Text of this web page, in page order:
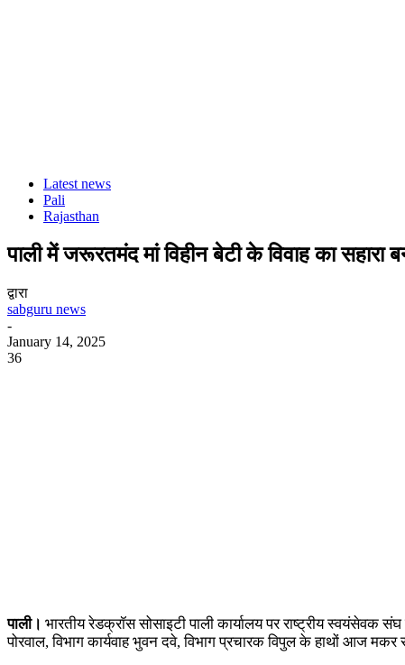
Latest news
Pali
Rajasthan
पाली में जरूरतमंद मां विहीन बेटी के विवाह का सहारा
द्वारा
sabguru news
-
January 14, 2025
36
पाली। भारतीय रेडक्रॉस सोसाइटी पाली कार्यालय पर राष्ट्रीय स्वयंसेवक
पोरवाल, विभाग कार्यवाह भुवन दवे, विभाग प्रचारक विपुल के हाथों आज